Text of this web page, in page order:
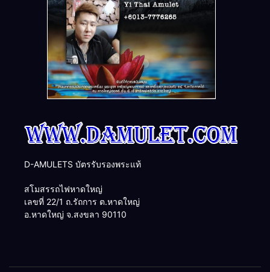
D-AMULETS บัตรรับรองพระแท้
สโมสรรถไฟหาดใหญ่
เลขที่ 22/1 ถ.รัถการ ต.หาดใหญ่
อ.หาดใหญ่ จ.สงขลา 90110